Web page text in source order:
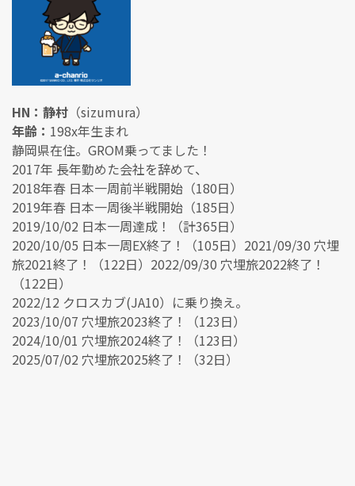
HN：静村 （sizumura）
年齢： 198x年生まれ
静岡県在住。GROM乗ってました！
2017年 長年勤めた会社を辞めて、
2018年春 日本一周前半戦開始（180日）
2019年春 日本一周後半戦開始（185日）
2019/10/02 日本一周達成！（計365日）
2020/10/05 日本一周EX終了！（105日）2021/09/30 穴埋
旅2021終了！（122日）2022/09/30 穴埋旅2022終了！
（122日）
2022/12 クロスカブ(JA10）に乗り換え。
2023/10/07 穴埋旅2023終了！（123日）
2024/10/01 穴埋旅2024終了！（123日）
2025/07/02 穴埋旅2025終了！（32日）